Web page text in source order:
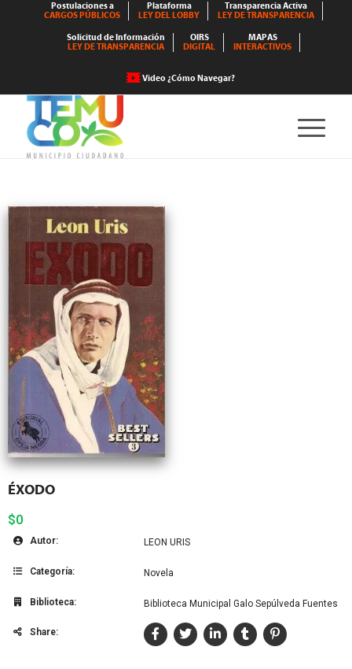
Postulaciones a
CARGOS PÚBLICOS
Plataforma
LEY DEL LOBBY
Transparencia Activa
LEY DE TRANSPARENCIA
Solicitud de Información
LEY DE TRANSPARENCIA
OIRS
DIGITAL
MAPAS
INTERACTIVOS
Video ¿Cómo Navegar?
ÉXODO
$0
Autor: LEON URIS
Categoría: Novela
Biblioteca: Biblioteca Municipal Galo Sepúlveda Fuentes
Share: